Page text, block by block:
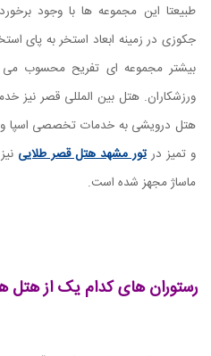
طبیعتا این مجموعه ها با وجود
جکوزی در زمینه ابعاد استخر به پای
بیشتر مجموعه ای تفریح محسوب
ورزشکاران. هتل بین المللی قصر نیز
هتل درویشی به خدمات تخصصی اسپا
و تمیز درتور مشهد هتل قصر طلایی
ماساژ مجهز شده است.
رستوران های کدام یک از هتل